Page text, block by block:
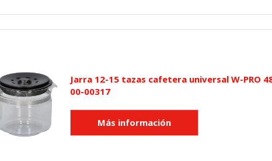
Jarra 12-15 tazas cafetera universal W-PRO
00-00317